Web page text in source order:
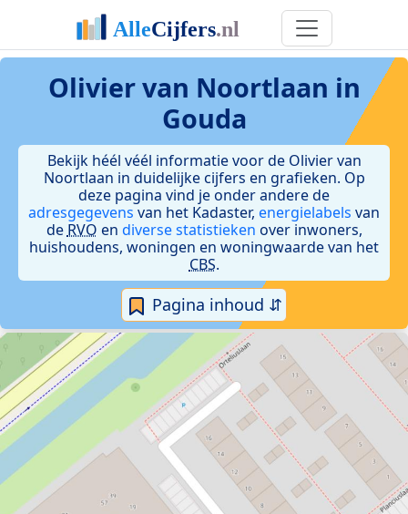
Olivier van Noortlaan in
Gouda
Bekijk héél véél informatie voor de Olivier van
Noortlaan in duidelijke cijfers en grafieken. Op
deze pagina vind je onder andere de
adresgegevens van het Kadaster, energielabels van
de RVO en diverse statistieken over inwoners,
huishoudens, woningen en woningwaarde van het
CBS.
Pagina inhoud ⇵